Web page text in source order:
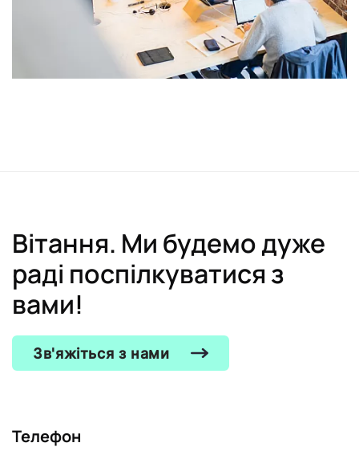
Вітання. Ми будемо дуже
раді поспілкуватися з
вами!
Зв'яжіться з нами
Н
Телефон